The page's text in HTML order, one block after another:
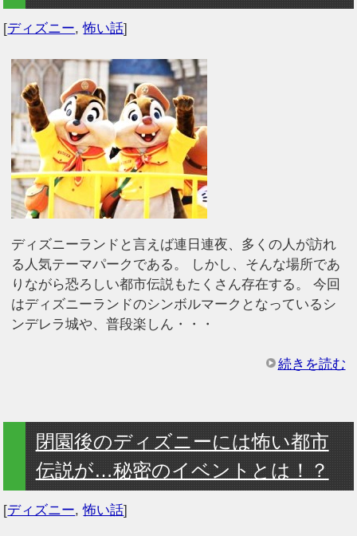
[ディズニー,怖い話]
ディズニーランドと言えば連日連夜、多くの人が訪れ
る人気テーマパークである。 しかし、そんな場所であ
りながら恐ろしい都市伝説もたくさん存在する。 今回
はディズニーランドのシンボルマークとなっているシ
ンデレラ城や、普段楽しん・・・
続きを読む
閉園後のディズニーには怖い都市
伝説が…秘密のイベントとは！？
[ディズニー,怖い話]